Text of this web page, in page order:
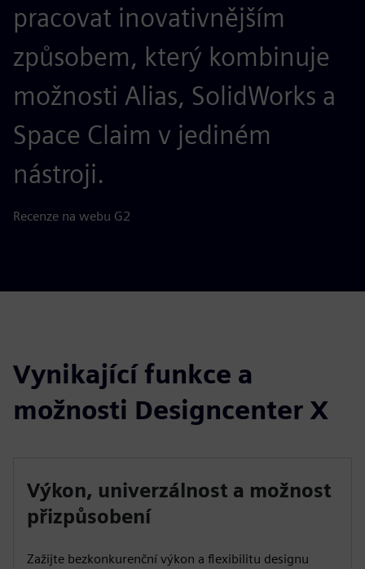
pracovat inovativnějším
způsobem, který kombinuje
možnosti Alias, SolidWorks a
Space Claim v jediném
nástroji.
Recenze na webu G2
Vynikající funkce a
možnosti Designcenter X
Výkon, univerzálnost a možnost
přizpůsobení
Zažijte bezkonkurenční výkon a flexibilitu designu